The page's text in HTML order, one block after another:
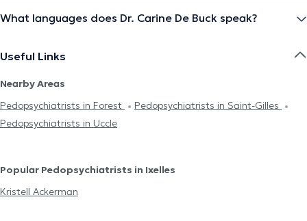
What languages does Dr. Carine De Buck speak?
Useful Links
Nearby Areas
Pedopsychiatrists in Forest
Pedopsychiatrists in Saint-Gilles
Pedopsychiatrists in Uccle
Popular Pedopsychiatrists in Ixelles
Kristell Ackerman